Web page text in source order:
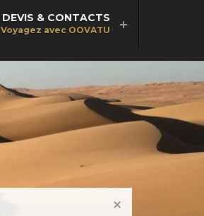
DEVIS & CONTACTS
Voyagez avec OOVATU